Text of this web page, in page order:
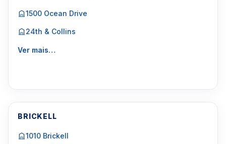
1500 Ocean Drive
24th & Collins
Ver mais…
BRICKELL
1010 Brickell